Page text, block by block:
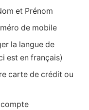
et Prénom
de mobile
la langue de
est en français)
carte de crédit ou